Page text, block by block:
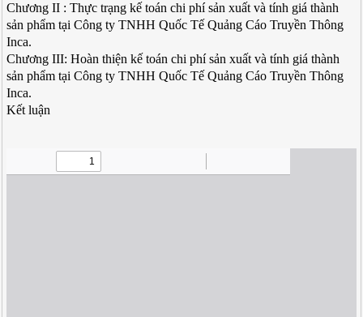
Chương II : Thực trạng kế toán chi phí sản xuất và tính giá thành
sản phẩm tại Công ty TNHH Quốc Tế Quảng Cáo Truyền Thông
Inca.
Chương III: Hoàn thiện kế toán chi phí sản xuất và tính giá thành
sản phẩm tại Công ty TNHH Quốc Tế Quảng Cáo Truyền Thông
Inca.
Kết luận